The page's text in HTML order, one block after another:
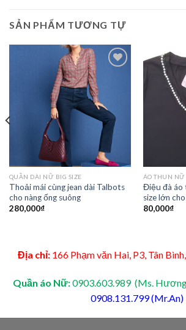
SẢN PHẨM TƯƠNG TỰ
Wishlist
QUẦN DÀI NỮ BIG SIZE
Thoải mái cùng jean dài Talbots
cho nàng ống suông
280,000₫
ÁO THUN NỮ
Điệu đà áo
size lớn
80,000₫
Địa chỉ: 166 Phạm văn Hai, P3, Tân
Quần áo Nữ:0903.603.989 (Ms.
0908.131.799 (Mr.An)